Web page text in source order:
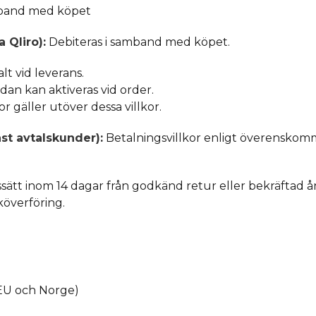
med köpet
Qliro): Debiteras i samband med köpet.
vid leverans.
kan aktiveras vid order.
gäller utöver dessa villkor.
avtalskunder): Betalningsvillkor enligt
inom 14 dagar från godkänd retur eller bekräftad
och Norge)